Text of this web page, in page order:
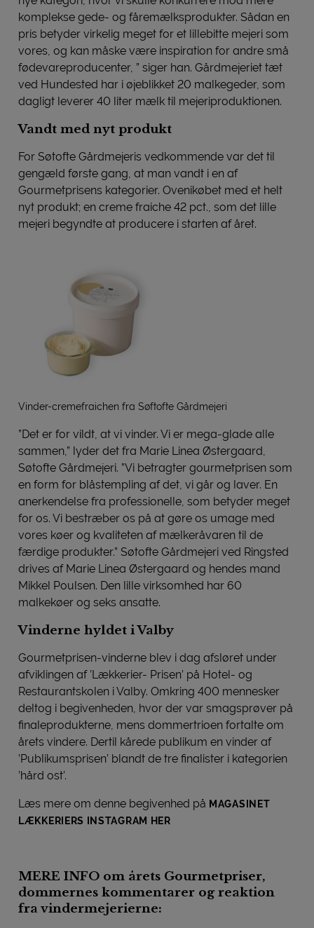
komplekse gede- og fåremælksprodukter. Sådan en
pris betyder virkelig meget for et lillebitte mejeri som
vores, og kan måske være inspiration for andre små
fødevareproducenter, ” siger han. Gårdmejeriet tæt
ved Hundested har i øjeblikket 20 malkegeder, som
dagligt leverer 40 liter mælk til mejeriproduktionen.
Vandt med nyt produkt
For Søtofte Gårdmejeris vedkommende var det til
gengæld første gang, at man vandt i en af
Gourmetprisens kategorier. Ovenikøbet med et helt
nyt produkt; en creme fraiche 42 pct., som det lille
mejeri begyndte at producere i starten af året.
Vinder-cremefraichen fra Søftofte Gårdmejeri
”Det er for vildt, at vi vinder. Vi er mega-glade alle
sammen,” lyder det fra Marie Linea Østergaard,
Søtofte Gårdmejeri. ”Vi betragter gourmetprisen som
en form for blåstempling af det, vi går og laver. En
anerkendelse fra professionelle, som betyder meget
for os. Vi bestræber os på at gøre os umage med
vores køer og kvaliteten af mælkeråvaren til de
færdige produkter.” Søtofte Gårdmejeri ved Ringsted
drives af Marie Linea Østergaard og hendes mand
Mikkel Poulsen. Den lille virksomhed har 60
malkekøer og seks ansatte.
Vinderne hyldet i Valby
Gourmetprisen-vinderne blev i dag afsløret under
afviklingen af ’Lækkerier- Prisen’ på Hotel- og
Restaurantskolen i Valby. Omkring 400 mennesker
deltog i begivenheden, hvor der var smagsprøver på
finaleprodukterne, mens dommertrioen fortalte om
årets vindere. Dertil kårede publikum en vinder af
’Publikumsprisen’ blandt de tre finalister i kategorien
’hård ost’.
Læs mere om denne begivenhed på MAGASINET
LÆKKERIERS INSTAGRAM HER
MERE INFO om årets Gourmetpriser,
dommernes kommentarer og reaktion
fra vindermejerierne: